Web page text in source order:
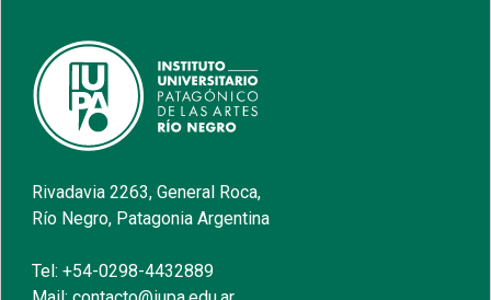
Rivadavia 2263, General Roca,
Río Negro, Patagonia Argentina
Tel: +54-0298-4432889